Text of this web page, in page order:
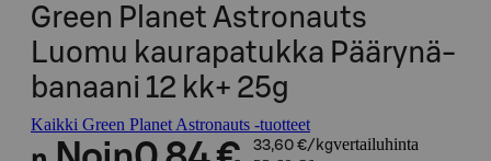
Green Planet Astronauts
Luomu kaurapatukka Päärynä-
banaani 12 kk+ 25g
Kaikki Green Planet Astronauts -tuotteet
33,60 €/kgvertailuhinta